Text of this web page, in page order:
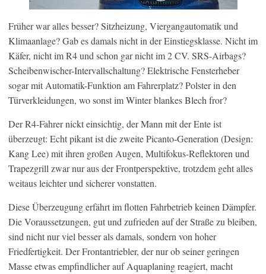
Früher war alles besser? Sitzheizung, Viergangautomatik und
Klimaanlage? Gab es damals nicht in der Einstiegsklasse. Nicht im
Käfer, nicht im R4 und schon gar nicht im 2 CV. SRS-Airbags?
Scheibenwischer-Intervallschaltung? Elektrische Fensterheber
sogar mit Automatik-Funktion am Fahrerplatz? Polster in den
Türverkleidungen, wo sonst im Winter blankes Blech fror?
Der R4-Fahrer nickt einsichtig, der Mann mit der Ente ist
überzeugt: Echt pikant ist die zweite Picanto-Generation (Design:
Kang Lee) mit ihren großen Augen, Multifokus-Reflektoren und
Trapezgrill zwar nur aus der Frontperspektive, trotzdem geht alles
weitaus leichter und sicherer vonstatten.
Diese Überzeugung erfährt im flotten Fahrbetrieb keinen Dämpfer.
Die Voraussetzungen, gut und zufrieden auf der Straße zu bleiben,
sind nicht nur viel besser als damals, sondern von hoher
Friedfertigkeit. Der Frontantriebler, der nur ob seiner geringen
Masse etwas empfindlicher auf Aquaplaning reagiert, macht